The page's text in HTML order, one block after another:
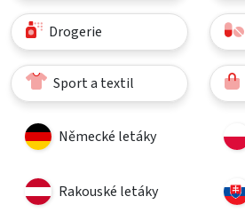
Drogerie
Sport a textil
Německé letáky
Rakouské letáky